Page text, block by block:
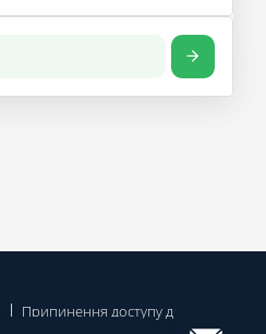
Припинення доступу до